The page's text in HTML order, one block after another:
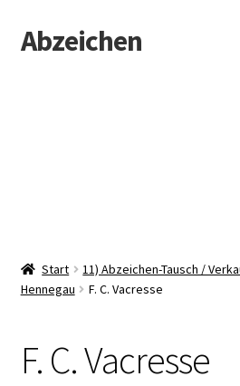
Zur
Navigation
Zum
Inhalt
Abzeichen
Start 11) Abzeichen-Tausch /
Hennegau
F. C. Vacresse
F. C. Vacresse